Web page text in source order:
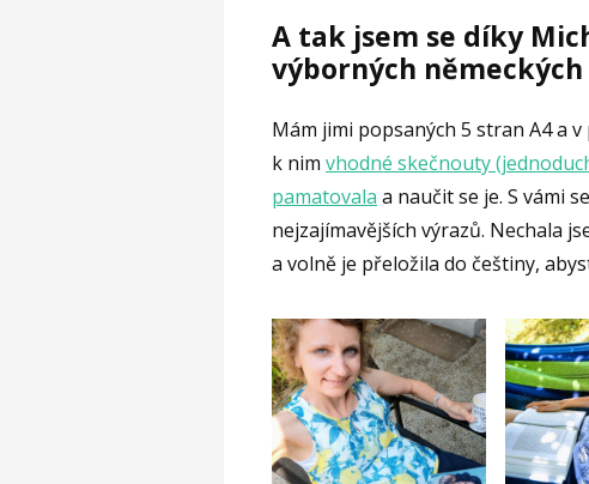
A tak jsem se díky
výborných
Mám jimi popsaných 5 stran A4 a
k nim vhodné skečnouty
pamatovala a naučit se je. S vámi
nejzajímavějších výrazů. Nechala
a volně je přeložila do češtiny,